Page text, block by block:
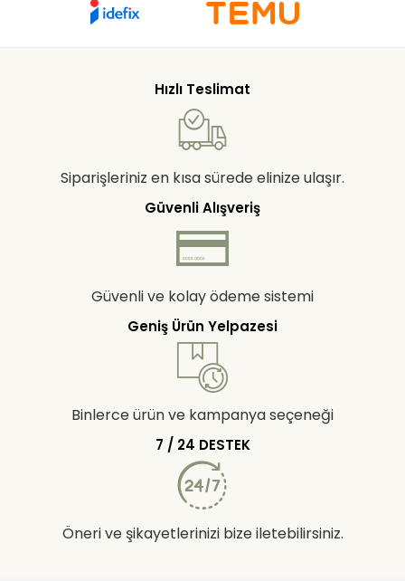
Hızlı Teslimat
Siparişleriniz en kısa sürede elinize ulaşır.
Güvenli Alışveriş
Güvenli ve kolay ödeme sistemi
Geniş Ürün Yelpazesi
Binlerce ürün ve kampanya seçeneği
7 / 24 DESTEK
Öneri ve şikayetlerinizi bize iletebilirsiniz.